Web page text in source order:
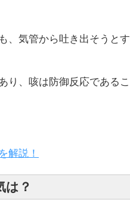
、気管から吐き出そうとす
り、咳は防御反応であるこ
解説！
は？